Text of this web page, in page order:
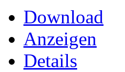
Download
Anzeigen
Details